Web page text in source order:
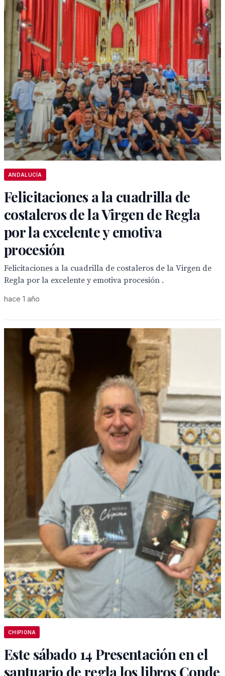
ANDALUCÍA
Felicitaciones a la cuadrilla de
costaleros de la Virgen de Regla
por la excelente y emotiva
procesión
Felicitaciones a la cuadrilla de costaleros de la Virgen de
Regla por la excelente y emotiva procesión .
hace 1 año
CHIPIONA
Este sábado 14 Presentación en el
santuario de regla los libros Conde